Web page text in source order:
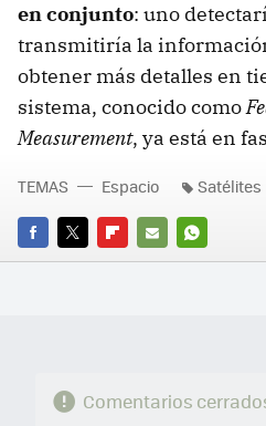
en conjunto: uno
transmitiría la
obtener más detalles en
sistema, conocido como
Measurement, ya está en
FACEBOOK
TWITTERFLIPBOARD
E-
WHATSAPP
TEMAS Espacio Satélites
Comentarios